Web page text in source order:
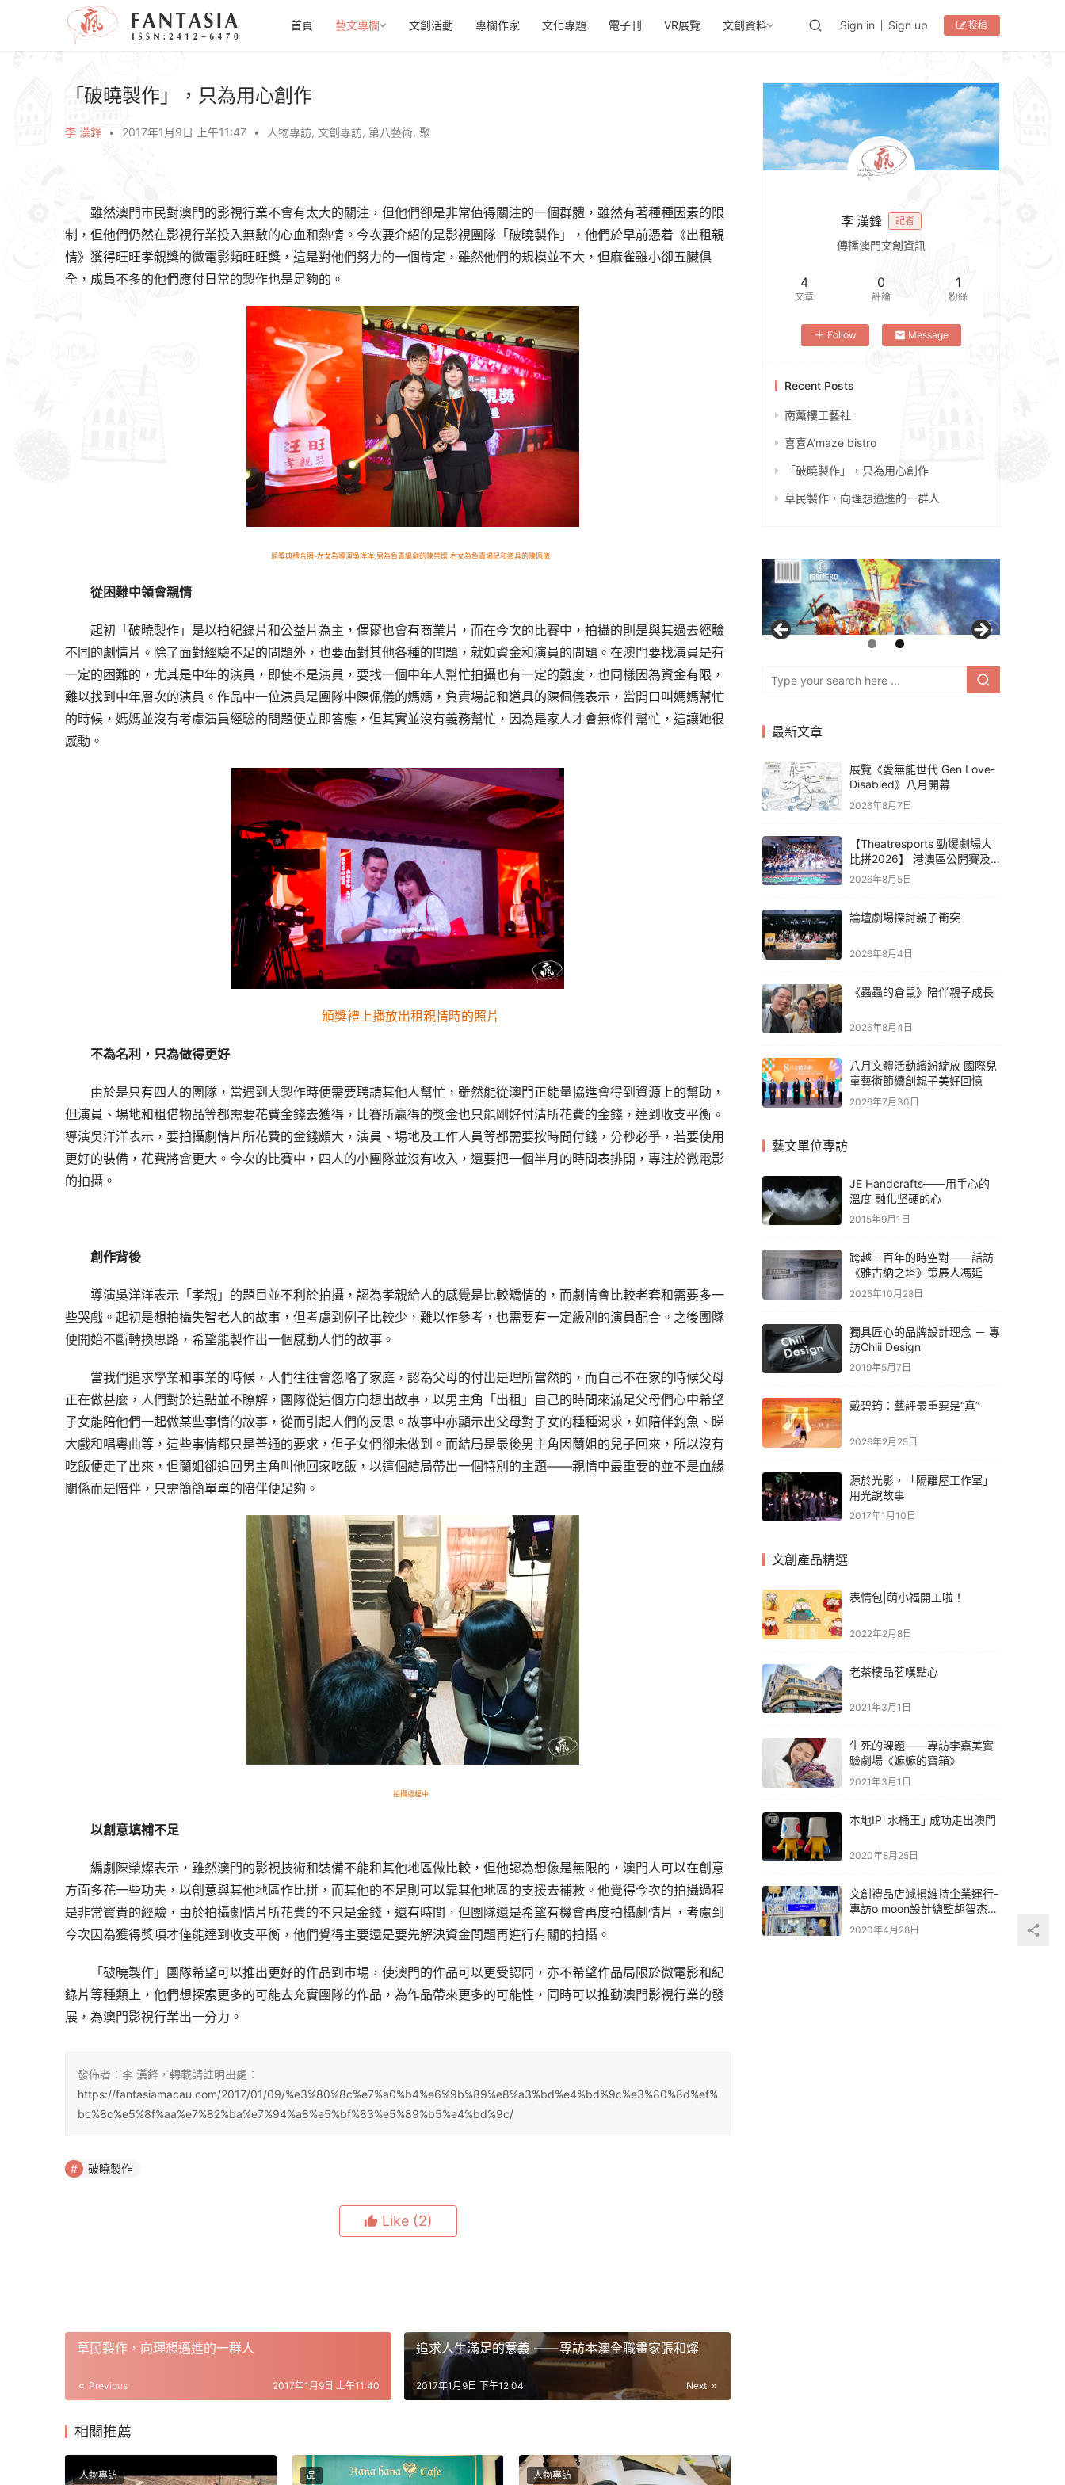
首頁 藝文專欄 文創活動 專欄作家 文化專題 電子刊 VR展覽 文創資料 Sign in Sign up 投稿
「破曉製作」，只為用心創作
李 漢鋒 • 2017年1月9日 上午11:47 • 人物專訪, 文創專訪, 第八藝術, 聚
雖然澳門巿民對澳門的影視行業不會有太大的關注，但他們卻是非常值得關注的一個群體，雖然有著種種因素的限
制，但他們仍然在影視行業投入無數的心血和熱情。今次要介紹的是影視團隊「破曉製作」，他們於早前憑着《出租親
情》獲得旺旺孝親獎的微電影類旺旺獎，這是對他們努力的一個肯定，雖然他們的規模並不大，但麻雀雖小卻五臟俱
全，成員不多的他們應付日常的製作也是足夠的。
頒獎典禮合照-左女為導演吳洋洋,男為負責編劇的陳榮燦,右女為負責場記和道具的陳佩儀
從困難中領會親情
起初「破曉製作」是以拍紀錄片和公益片為主，偶爾也會有商業片，而在今次的比賽中，拍攝的則是與其過去經驗
不同的劇情片。除了面對經驗不足的問題外，也要面對其他各種的問題，就如資金和演員的問題。在澳門要找演員是有
一定的困難的，尤其是中年的演員，即使不是演員，要找一個中年人幫忙拍攝也有一定的難度，也同樣因為資金有限，
難以找到中年層次的演員。作品中一位演員是團隊中陳佩儀的媽媽，負責場記和道具的陳佩儀表示，當開口叫媽媽幫忙
的時候，媽媽並沒有考慮演員經驗的問題便立即答應，但其實並沒有義務幫忙，因為是家人才會無條件幫忙，這讓她很
感動。
頒獎禮上播放出租親情時的照片
不為名利，只為做得更好
由於是只有四人的團隊，當遇到大製作時便需要聘請其他人幫忙，雖然能從澳門正能量協進會得到資源上的幫助，
但演員、場地和租借物品等都需要花費金錢去獲得，比賽所贏得的獎金也只能剛好付清所花費的金錢，達到收支平衡。
導演吳洋洋表示，要拍攝劇情片所花費的金錢頗大，演員、場地及工作人員等都需要按時間付錢，分秒必爭，若要使用
更好的裝備，花費將會更大。今次的比賽中，四人的小團隊並沒有收入，還要把一個半月的時間表排開，專注於微電影
的拍攝。
創作背後
導演吳洋洋表示「孝親」的題目並不利於拍攝， 認為孝親給人的感覺是比較矯情的 ，而劇情會比較老套和需要多一
些哭戲。起初是想拍攝失智老人的故事，但考慮到例子比較少，難以作參考，也需要有一定級別 的演員配合。之後團隊
便開始不斷轉換思路， 希望能製作出一個感動人們的故事。
當我們追求學業和事業的時候，人們往往會忽略了家庭，認為父母的付出是理所當然的 ，而自己不在家的時候父母
正在做甚麼 ，人們對於這點並不瞭解 ，團隊從這個方向想出故事，以男主角「出租」自己的時間來滿足父母們心中希望
子女能陪他們一起做某些事情的故事，從而引起人們的反思。故事中亦顯示出父母對子女的種種渴求，如陪伴釣魚、睇
大戲和唱粵曲等，這些事情都只是普通的要求 ，但子女們卻未做到 。 而結局是最後男主角因蘭姐的兒子回來，所以沒有
吃飯便走了出來，但蘭姐卻追回男主角叫他回家吃飯，以這個結局帶出一個特別的主題——親情中最重要的並不是血緣
關係而是陪伴，只需簡簡單單的陪伴便足夠。
拍攝過程中
以創意填補不足
編劇陳榮燦表示，雖然澳門的影視技術和裝備不能和其他地區做比較，但他認為想像是無限的，澳門人可以在創意
方面多花一些功夫，以創意與其他地區作比拼，而其他的不足則可以靠其他地區的支援去補救。他覺得今次的拍攝過程
是非常寶貴的經驗，由於拍攝劇情片所花費的不只是金錢，還有時間，但團隊還是希望有機會再度拍攝劇情片，考慮到
今次因為獲得獎項才僅能達到收支平衡，他們覺得主要還是要先解決資金問題再進行有關的拍攝。
「破曉製作」團隊希望可以推出更好的作品到巿場，使澳門的作品可以更受認同，亦不希望作品局限於微電影和紀
錄片等種類上，他們想探索更多的可能去充實團隊的作品，為作品帶來更多的可能性，同時可以推動澳門影視行業的發
展，為澳門影視行業出一分力。
發佈者：李 漢鋒，轉載請註明出處：
https://fantasiamacau.com/2017/01/09/%e3%80%8c%e7%a0%b4%e6%9b%89%e8%a3%bd%e4%bd%9c%e3%80%8d%ef%
bc%8c%e5%8f%aa%e7%82%ba%e7%94%a8%e5%bf%83%e5%89%b5%e4%bd%9c/
破曉製作
Like (2)
草民製作，向理想邁進的一群人
Previous 2017年1月9日 上午11:40
追求人生滿足的意義 ——專訪本澳全職畫家張和燦
Next
2017年1月9日 下午12:04
相關推薦
人物專訪 品 人物專訪
李 漢鋒 記者
傳播澳門文創資訊
4
文章
0
評論
1
粉絲
Follow Message
Recent Posts
南薰樓工藝社
喜喜A’maze bistro
「破曉製作」，只為用心創作
草民製作，向理想邁進的一群人
最新文章
展覽《愛無能世代 Gen Love-
Disabled》八月開幕
2026年8月7日
【Theatresports 勁爆劇場大
比拼2026】 港澳區公開賽及
亞洲聯賽賽果
2026年8月5日
論壇劇場探討親子衝突
2026年8月4日
《蟲蟲的倉鼠》陪伴親子成長
2026年8月4日
八月文體活動繽紛綻放 國際兒
童藝術節續創親子美好回憶
2026年7月30日
藝文單位專訪
JE Handcrafts——用手心的
溫度 融化坚硬的心
2015年9月1日
跨越三百年的時空對——話訪
《雅古納之塔》策展人馮延
2025年10月28日
獨具匠心的品牌設計理念 － 專
訪Chiii Design
2019年5月7日
戴碧筠：藝評最重要是“真”
2026年2月25日
源於光影，「隔離屋工作室」
用光說故事
2017年1月10日
文創產品精選
表情包|萌小福開工啦！
2022年2月8日
老茶樓品茗嘆點心
2021年3月1日
生死的課題——專訪李嘉美實
驗劇場《嫲嫲的寶箱》
2021年3月1日
本地IP｢水桶王｣ 成功走出澳門
2020年8月25日
文創禮品店減損維持企業運行-
專訪o moon設計總監胡智杰先
生
2020年4月28日